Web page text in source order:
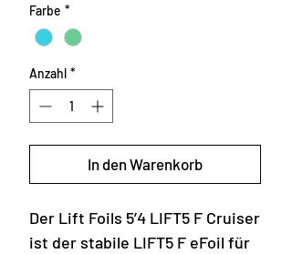
Farbe *
Anzahl *
In den Warenkorb
Der Lift Foils 5’4 LIFT5 F Cruiser
ist der stabile LIFT5 F eFoil für